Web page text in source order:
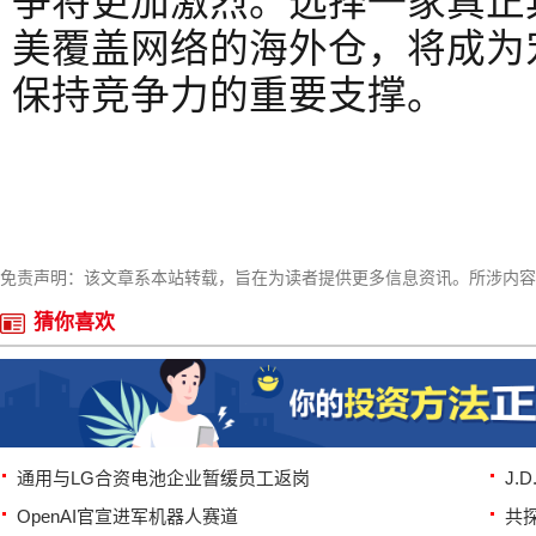
美覆盖网络的海外仓，将成
保持竞争力的重要支撑。
免责声明：该文章系本站转载，旨在为读者提供更多信息资讯。所涉内
猜你喜欢
通用与LG合资电池企业暂缓员工返岗
OpenAI官宣进军机器人赛道
共